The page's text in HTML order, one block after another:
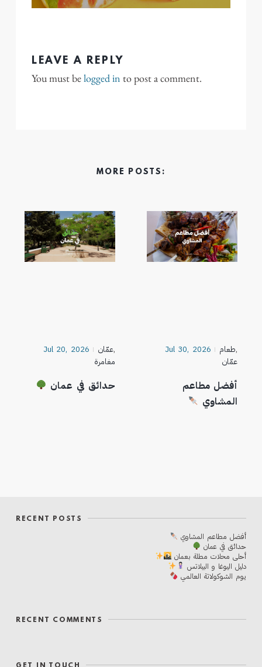
LEAVE A REPLY
You must belogged in to post a comment.
MORE POSTS:
Jul 30, 2026 طعام,
عمّان
أفضل مطاعم
المشاوي
Jul 20, 2026 عمّان,
مغامرة
حدائق في عمان
RECENT POSTS
أفضل مطاعم المشاوي
حدائق في عمان
أحلی محلات مطلة بعمان
دليل اليوغا و البيلاتس
يوم الشوكولاتة العالمي
RECENT COMMENTS